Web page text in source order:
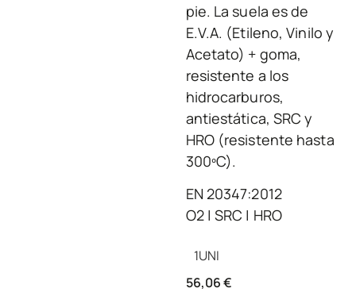
pie. La suela es de
E.V.A. (Etileno, Vinilo y
Acetato) + goma,
resistente a los
hidrocarburos,
antiestática, SRC y
HRO (resistente hasta
300ºC).
EN 20347:2012
O2 | SRC | HRO
1UNI
56,06€